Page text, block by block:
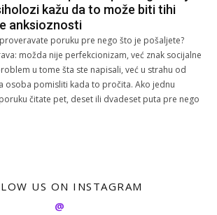
kažu da to može biti tihi
anksioznosti
poruku pre nego što je pošaljete?
možda nije perfekcionizam, već znak socijalne
u tome šta ste napisali, već u strahu od
osoba pomisliti kada to pročita. Ako jednu
čitate pet, deset ili dvadeset puta pre nego
US ON INSTAGRAM
@